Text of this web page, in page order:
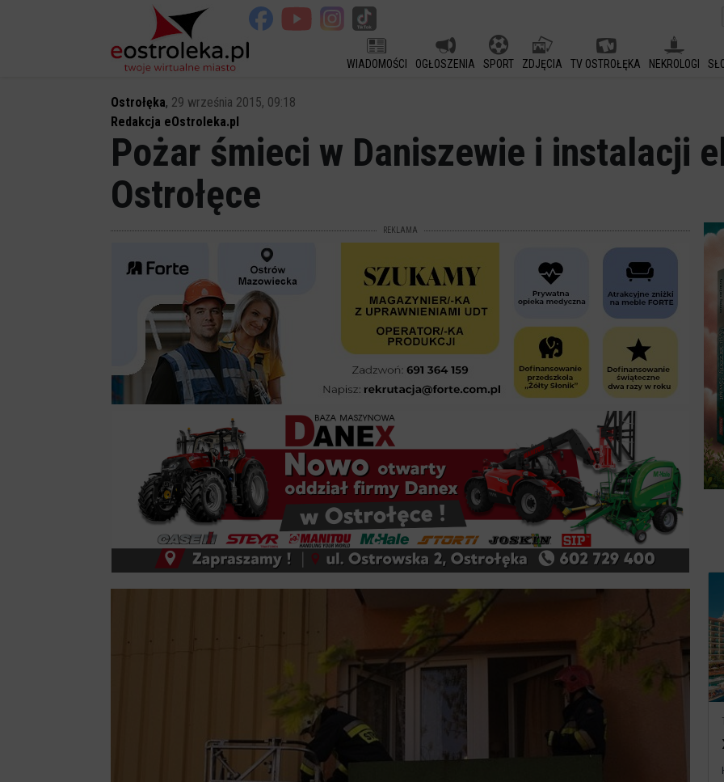
WIADOMOŚCI OGŁOSZENIA SPORT ZDJĘCIA TV OSTROŁĘKA NEKROLOGI
Ostrołęka, 29 września 2015, 09:18
Redakcja eOstroleka.pl
Pożar śmieci w Daniszewie i instalacji
Ostrołęce
REKLAMA